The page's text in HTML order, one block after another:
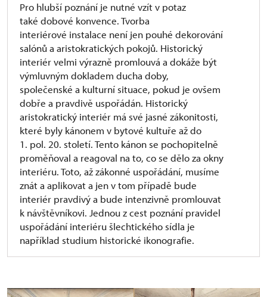
Pro hlubší poznání je nutné vzít v potaz
také dobové konvence. Tvorba
interiérové instalace není jen pouhé dekorování
salónů a aristokratických pokojů. Historický
interiér velmi výrazně promlouvá a dokáže být
výmluvným dokladem ducha doby,
společenské a kulturní situace, pokud je ovšem
dobře a pravdivě uspořádán. Historický
aristokratický interiér má své jasné zákonitosti,
které byly kánonem v bytové kultuře až do
1. pol. 20. století. Tento kánon se pochopitelně
proměňoval a reagoval na to, co se dělo za okny
interiéru. Toto, až zákonné uspořádání, musíme
znát a aplikovat a jen v tom případě bude
interiér pravdivý a bude intenzivně promlouvat
k návštěvníkovi. Jednou z cest poznání pravidel
uspořádání interiéru šlechtického sídla je
například studium historické ikonografie.